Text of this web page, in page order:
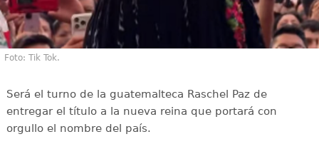
Foto: Tik Tok.
Será el turno de la guatemalteca Raschel Paz de
entregar el título a la nueva reina que portará con
orgullo el nombre del país.